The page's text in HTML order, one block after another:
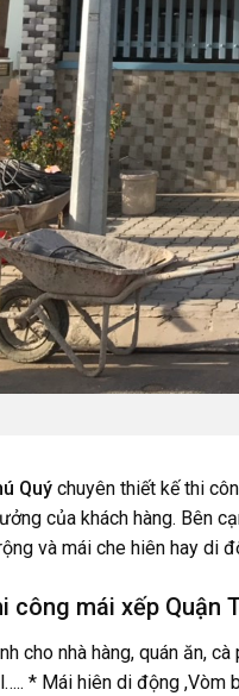
Quýchuyên thiết kế thi
của khách hàng. Bên
và mái che hiên hay di
công mái xếp Quận
cho nhà hàng, quán ăn,
* Mái hiên di động ,Vòm